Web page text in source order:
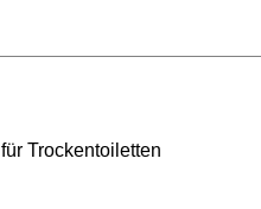
für Trockentoiletten